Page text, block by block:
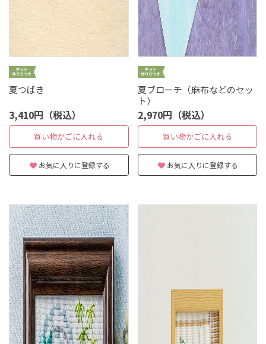
夏つばき
3,410円（税込）
買い物かごに入れる
お気に入りに登録する
夏ブローチ（麻布などのセッ
ト）
2,970円（税込）
買い物かごに入れる
お気に入りに登録する